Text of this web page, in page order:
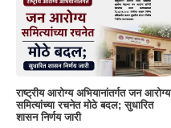
राष्ट्रीय आरोग्य अभियानांतर्गत जन आरोग्य
समित्यांच्या रचनेत मोठे बदल; सुधारित
शासन निर्णय जारी